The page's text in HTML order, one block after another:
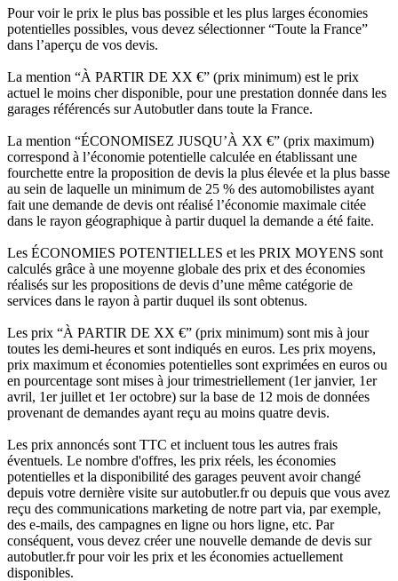
Pour voir le prix le plus bas possible et les plus larges économies
potentielles possibles, vous devez sélectionner “Toute la France”
dans l’aperçu de vos devis.
La mention “À PARTIR DE XX €” (prix minimum) est le prix
actuel le moins cher disponible, pour une prestation donnée dans les
garages référencés sur Autobutler dans toute la France.
La mention “ÉCONOMISEZ JUSQU’À XX €” (prix maximum)
correspond à l’économie potentielle calculée en établissant une
fourchette entre la proposition de devis la plus élevée et la plus basse
au sein de laquelle un minimum de 25 % des automobilistes ayant
fait une demande de devis ont réalisé l’économie maximale citée
dans le rayon géographique à partir duquel la demande a été faite.
Les ÉCONOMIES POTENTIELLES et les PRIX MOYENS sont
calculés grâce à une moyenne globale des prix et des économies
réalisés sur les propositions de devis d’une même catégorie de
services dans le rayon à partir duquel ils sont obtenus.
Les prix “À PARTIR DE XX €” (prix minimum) sont mis à jour
toutes les demi-heures et sont indiqués en euros. Les prix moyens,
prix maximum et économies potentielles sont exprimées en euros ou
en pourcentage sont mises à jour trimestriellement (1er janvier, 1er
avril, 1er juillet et 1er octobre) sur la base de 12 mois de données
provenant de demandes ayant reçu au moins quatre devis.
Les prix annoncés sont TTC et incluent tous les autres frais
éventuels. Le nombre d'offres, les prix réels, les économies
potentielles et la disponibilité des garages peuvent avoir changé
depuis votre dernière visite sur autobutler.fr ou depuis que vous avez
reçu des communications marketing de notre part via, par exemple,
des e-mails, des campagnes en ligne ou hors ligne, etc. Par
conséquent, vous devez créer une nouvelle demande de devis sur
autobutler.fr pour voir les prix et les économies actuellement
disponibles.